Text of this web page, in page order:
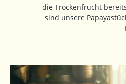
die Trockenfrucht
sind unsere